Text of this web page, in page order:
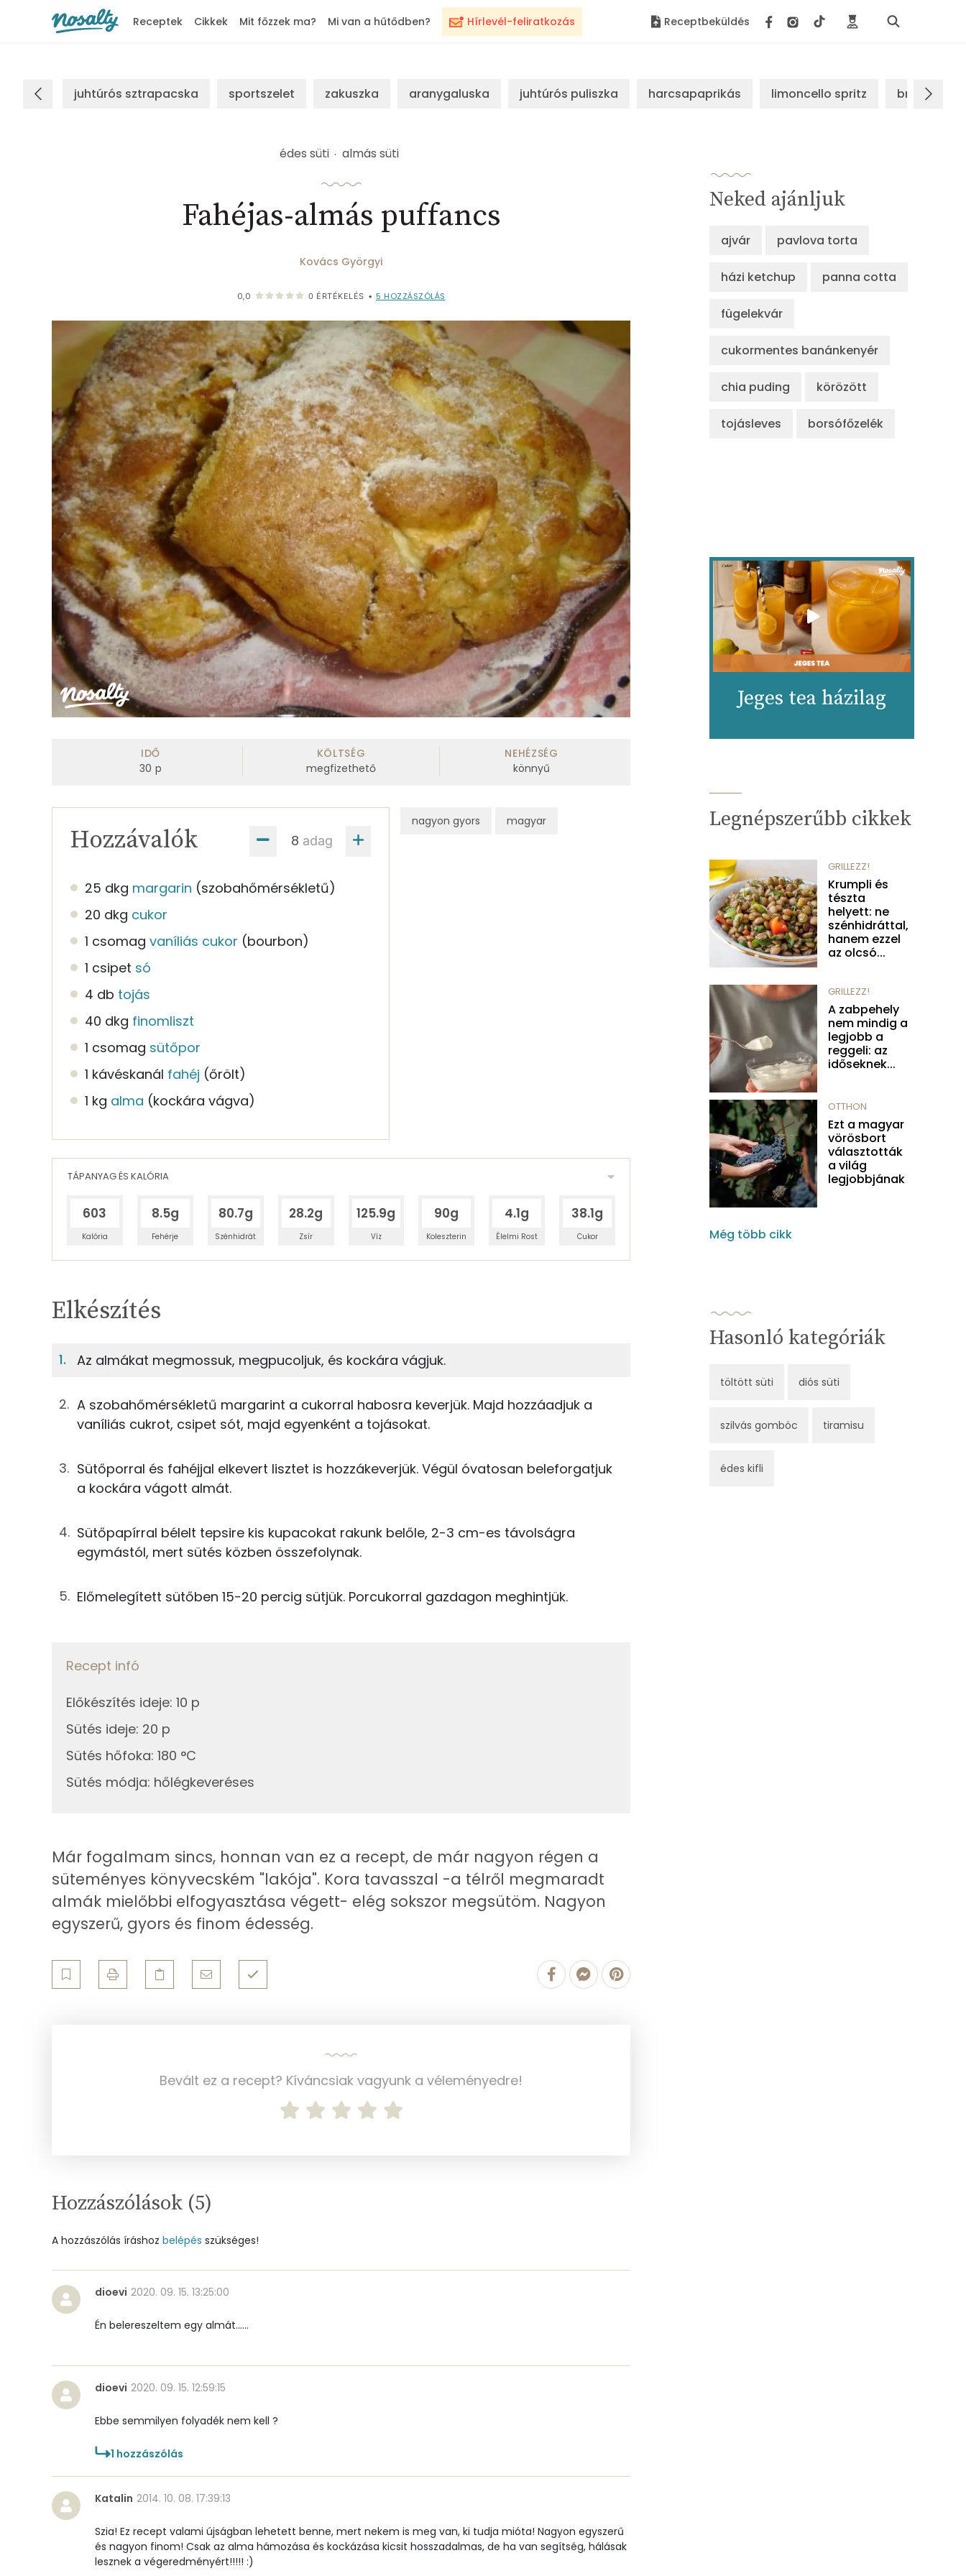
Hírlevél-feliratkozás
Receptek Cikkek Mit főzzek ma? Mi van a hűtődben? Receptbeküldés
juhtúrós sztrapacska sportszelet zakuszka aranygaluska juhtúrós puliszka harcsapaprikás limoncello spritz brassói
édes süti almás süti
Fahéjas-almás puffancs
Kovács Györgyi
0,0 0 ÉRTÉKELÉS • 5 HOZZÁSZÓLÁS
IDŐ
30 p
KÖLTSÉG
megfizethető
NEHÉZSÉG
könnyű
adag
Hozzávalók
25 dkg margarin (szobahőmérsékletű)
20 dkg cukor
1 csomag vaníliás cukor (bourbon)
1 csipet só
4 db tojás
40 dkg finomliszt
1 csomag sütőpor
1 kávéskanál fahéj (őrölt)
1 kg alma (kockára vágva)
nagyon gyors magyar
TÁPANYAG ÉS KALÓRIA
603
Kalória
8.5g
Fehérje
80.7g
Szénhidrát
28.2g
Zsír
125.9g
Víz
90g
Koleszterin
4.1g
Élelmi Rost
38.1g
Cukor
25gcukor
0gsó
50g finomliszt
Összesen
TÁPANYAGTARTALOM
Foszfor
Kálcium
Magnézium
Kolin:
E vitamin:
A vitamin (RAE):
Fehérje
Összesen
Összesen
Többszörösen telítetlen zsírsav
8 g
Koleszterin
90 mg
Összesen
608 g
Nátrium
Réz
Szénhidrát
Cukor
Élelmi rost
Összesen
Vitaminok
Elkészítés
Az almákat megmossuk, megpucoljuk, és kockára vágjuk.
A szobahőmérsékletű margarint a cukorral habosra keverjük. Majd hozzáadjuk a
vaníliás cukrot, csipet sót, majd egyenként a tojásokat.
Sütőporral és fahéjjal elkevert lisztet is hozzákeverjük. Végül óvatosan beleforgatjuk
a kockára vágott almát.
Sütőpapírral bélelt tepsire kis kupacokat rakunk belőle, 2-3 cm-es távolságra
egymástól, mert sütés közben összefolynak.
Előmelegített sütőben 15-20 percig sütjük. Porcukorral gazdagon meghintjük.
Recept infó
Előkészítés ideje: 10 p
Sütés ideje: 20 p
Sütés hőfoka: 180 °C
Sütés módja: hőlégkeveréses
Már fogalmam sincs, honnan van ez a recept, de már nagyon régen a
süteményes könyvecském "lakója". Kora tavasszal -a télről megmaradt
almák mielőbbi elfogyasztása végett- elég sokszor megsütöm. Nagyon
egyszerű, gyors és finom édesség.
Bevált ez a recept? Kíváncsiak vagyunk a véleményedre!
Hozzászólások (5)
A hozzászólás íráshoz belépés szükséges!
dioevi 2020. 09. 15. 13:25:00
Én belereszeltem egy almát......
dioevi 2020. 09. 15. 12:59:15
Ebbe semmilyen folyadék nem kell ?
1 hozzászólás
Katalin 2014. 10. 08. 17:39:13
Szia! Ez recept valami újságban lehetett benne, mert nekem is meg van, ki tudja mióta! Nagyon egyszerű
és nagyon finom! Csak az alma hámozása és kockázása kicsit hosszadalmas, de ha van segítség, hálásak
lesznek a végeredményért!!!!! :)
Neked ajánljuk
ajvár pavlova torta
házi ketchup panna cotta
fügelekvár
cukormentes banánkenyér
chia puding körözött
tojásleves borsófőzelék
Jeges tea házilag
Legnépszerűbb cikkek
GRILLEZZ!
Krumpli és
tészta
helyett: ne
szénhidráttal,
hanem ezzel
az olcsó...
GRILLEZZ!
A zabpehely
nem mindig a
legjobb a
reggeli: az
időseknek...
OTTHON
Ezt a magyar
vörösbort
választották
a világ
legjobbjának
Még több cikk
Hasonló kategóriák
töltött süti diós süti
szilvás gombóc tiramisu
édes kifli